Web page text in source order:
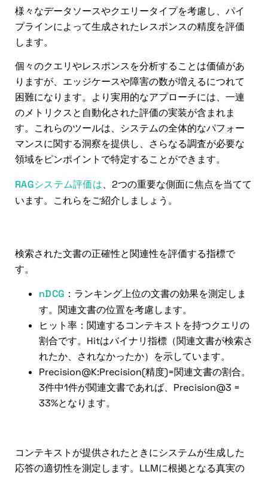
様々なデータソースやクエリータイプを考慮し、パイ
プラインによって生成されたレスポンスの精度を評価
します。
個々のクエリやレスポンスを分析することは価値があ
りますが、エッジケースや障害の数が増えるにつれて
困難になります。より実用的なアプローチには、一連
のメトリクスと自動化された評価の実装が含まれま
す。これらのツールは、システムの全体的なパフォー
マンスに関する洞察を提供し、さらなる調査が必要な
領域をピンポイントで特定することができます。
RAGシステム評価は、2つの重要な側面に焦点を当てて
います。これらをご紹介しましょう。
検索された文書の正確性と関連性を評価する指標で
す。
nDCG ：ランキング上位の文書の効果を測定しま
す。関連文書の位置を考慮します。
ヒット率：関連するコンテキストを持つクエリの
割合です。Hitはバイナリ指標（関連文書が検索さ
れたか、されなかったか）を示しています。
Precision@K:Precision(精度)=関連文書の割合。
3件中1件が関連文書であれば、Precision@3 =
33%となります。
コンテキストが提供されたときにシステムが生成した
応答の適切性を測定します。LLMに根拠となる真実の